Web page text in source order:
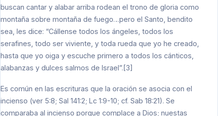
buscan cantar y alabar arriba rodean el trono de gloria como
montaña sobre montaña de fuego…pero el Santo, bendito
sea, les dice: “Cállense todos los ángeles, todos los
serafines, todo ser viviente, y toda rueda que yo he creado,
hasta que yo oiga y escuche primero a todos los cánticos,
alabanzas y dulces salmos de Israel”.[3]
Es común en las escrituras que la oración se asocia con el
incienso (ver 5:8; Sal 141:2; Lc 1:9-10; cf. Sab 18:21). Se
comparaba al incienso porque complace a Dios; nuestas